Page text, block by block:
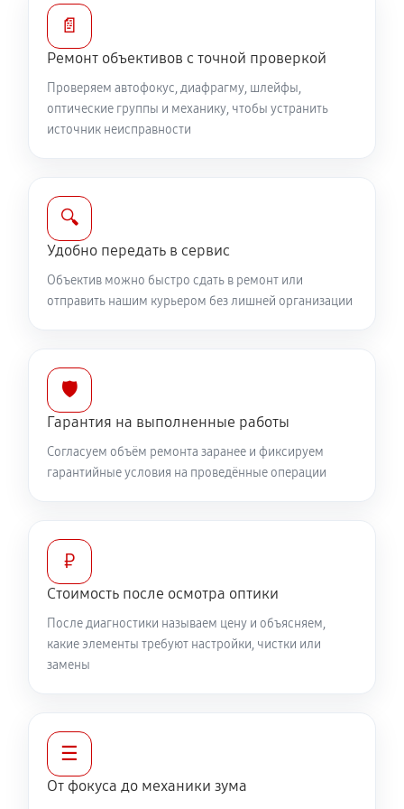
Устранение механических повреждений
Ремонт электроники объектива Canon RF 24‑70mm
f/2.8L IS USM
1040 руб
Ремонт передней линзы объектива
920 руб 60 минут
Ремонт кольца зуммирования
460 руб 60 минут
Разблокировка заклинивания
Протяжка соединений трансфокатора
Замена светофильтра объектива Canon RF 24‑70mm
f/2.8L IS USM
📄
Ремонт объективов с точной проверкой
Проверяем автофокус, диафрагму, шлейфы,
оптические группы и механику, чтобы устранить
источник неисправности
🔍
Удобно передать в сервис
Объектив можно быстро сдать в ремонт или
отправить нашим курьером без лишней организации
🛡️
Гарантия на выполненные работы
Согласуем объём ремонта заранее и фиксируем
гарантийные условия на проведённые операции
₽
Стоимость после осмотра оптики
После диагностики называем цену и объясняем,
какие элементы требуют настройки, чистки или
замены
☰
От фокуса до механики зума